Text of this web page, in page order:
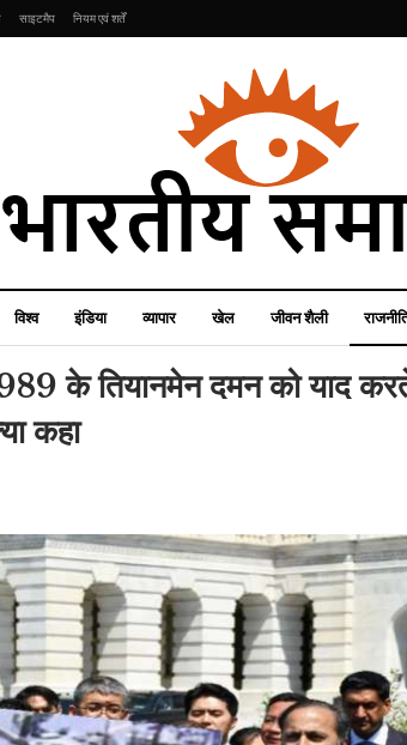
साइटमैप नियम एवं शर्तें
विश्व इंडिया व्यापार खेल जीवन शैली
के तियानमेन दमन को याद
कहा
रिडीम…
राजनीति
US Election: अमेरिका में
ट्रंप, यूरोप में हड़कंप; जानें…
हुए मैच…
Lauki
Recipe: नहीं खाया
लौकी का इतना